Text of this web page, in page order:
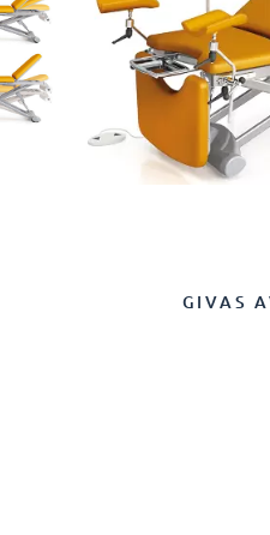
GIVAS